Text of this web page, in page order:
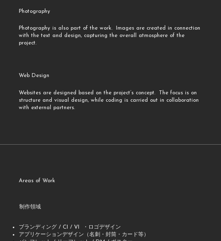
Photography
Photography is also part of the work. Images are created in connection
with the text and design, capturing the overall atmosphere of the
project.
Web Design
Websites are designed based on the project’s concept. The focus is on
structure and visual design, while coding is carried out in collaboration
with external partners.
Areas of Work
制作領域
ブランディング / CI / VI ・ロゴデザイン
アプリケーションデザイン（名刺・封筒・カード等）